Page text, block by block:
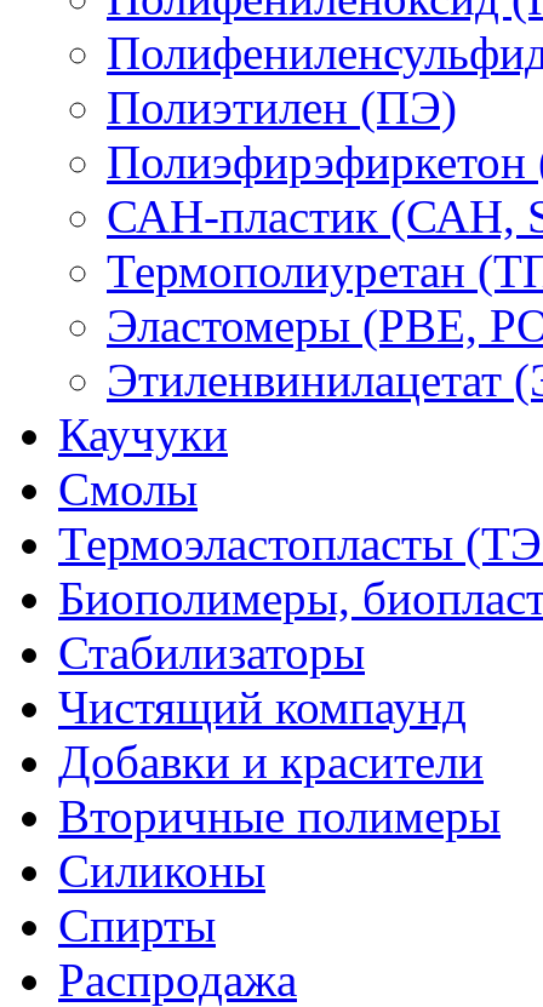
Полиэтилен (ПЭ)
САН-пластик (САН,
Термополиуретан
Эластомеры (PBE,
Этиленвинилацетат
Каучуки
Смолы
Термоэластопласты
Биополимеры,
Стабилизаторы
Чистящий компаунд
Добавки и красители
Вторичные полимеры
Силиконы
Спирты
Распродажа